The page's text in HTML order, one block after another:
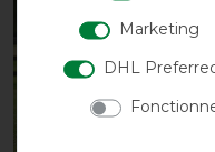
Marketing
DHL